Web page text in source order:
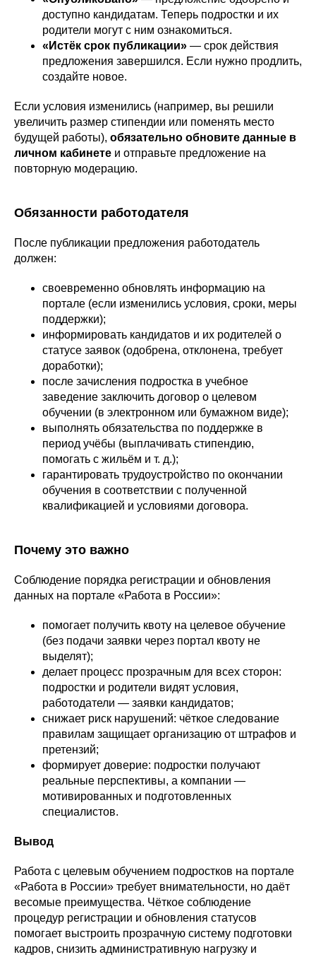
доступно кандидатам. Теперь подростки и их
родители могут с ним ознакомиться.
«Истёк срок публикации» — срок действия
предложения завершился. Если нужно продлить,
создайте новое.
Если условия изменились (например, вы решили
увеличить размер стипендии или поменять место
будущей работы), обязательно обновите данные в
личном кабинете и отправьте предложение на
повторную модерацию.
Обязанности работодателя
После публикации предложения работодатель
должен:
своевременно обновлять информацию на
портале (если изменились условия, сроки, меры
поддержки);
информировать кандидатов и их родителей о
статусе заявок (одобрена, отклонена, требует
доработки);
после зачисления подростка в учебное
заведение заключить договор о целевом
обучении (в электронном или бумажном виде);
выполнять обязательства по поддержке в
период учёбы (выплачивать стипендию,
помогать с жильём и т. д.);
гарантировать трудоустройство по окончании
обучения в соответствии с полученной
квалификацией и условиями договора.
Почему это важно
Соблюдение порядка регистрации и обновления
данных на портале «Работа в России»:
помогает получить квоту на целевое обучение
(без подачи заявки через портал квоту не
выделят);
делает процесс прозрачным для всех сторон:
подростки и родители видят условия,
работодатели — заявки кандидатов;
снижает риск нарушений: чёткое следование
правилам защищает организацию от штрафов и
претензий;
формирует доверие: подростки получают
реальные перспективы, а компании —
мотивированных и подготовленных
специалистов.
Вывод
Работа с целевым обучением подростков на портале
«Работа в России» требует внимательности, но даёт
весомые преимущества. Чёткое соблюдение
процедур регистрации и обновления статусов
помогает выстроить прозрачную систему подготовки
кадров, снизить административную нагрузку и